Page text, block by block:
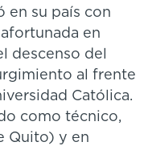
en su país con
en
descenso del
al frente
Católica.
como técnico,
Quito) y en